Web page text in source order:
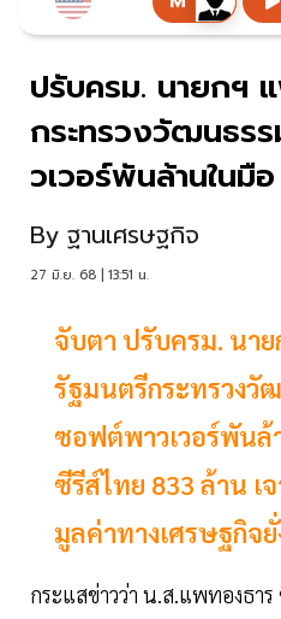
ปรับครม. นายกฯ
กระทรวงวัฒนธร
วเวอร์พันล้านในมือ
By ฐานเศรษฐกิจ
27 มิ.ย. 68 | 13:51 น.
จับตา ปรับครม. นา
รัฐมนตรีกระทรวงวั
ซอฟต์พาวเวอร์พัน
ซีรีส์ไทย 833 ล้าน เ
มูลค่าทางเศรษฐกิจ
กระแสข่าวว่า น.ส.แพทองธา